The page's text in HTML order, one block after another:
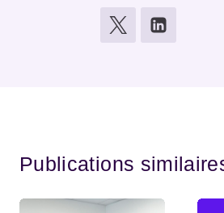
Publications